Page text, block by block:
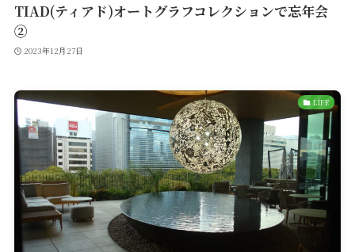
TIAD(ティアド)オートグラフコレクションで忘年会
②
2023年12月27日
LIFE